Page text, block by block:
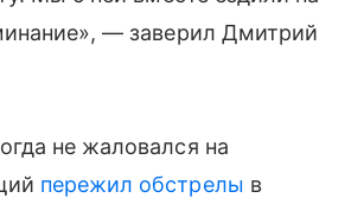
— заверил Дмитрий
не жаловался на
пережил обстрелы в